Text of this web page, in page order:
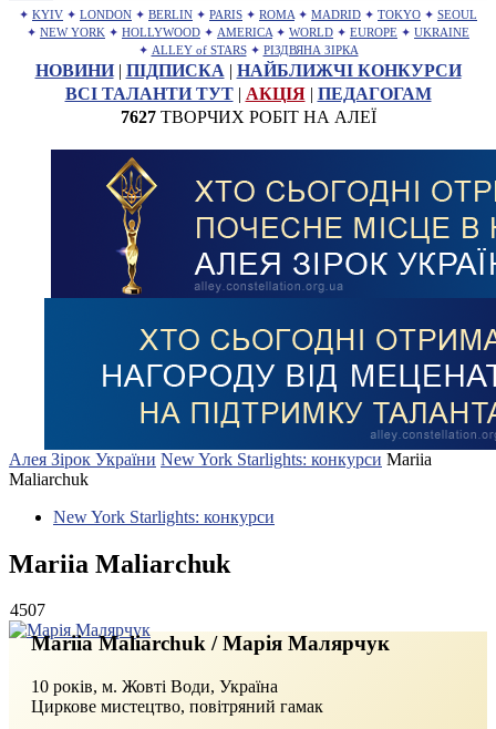
✦ KYIV ✦ LONDON ✦ BERLIN ✦ PARIS ✦ ROMA ✦ MADRID ✦ TOKYO ✦ SEOUL
✦ NEW YORK ✦ HOLLYWOOD ✦ AMERICA ✦ WORLD ✦ EUROPE ✦ UKRAINE
✦ ALLEY of STARS ✦ РІЗДВЯНА ЗІРКА
НОВИНИ| ПІДПИСКА | НАЙБЛИЖЧІ КОНКУРСИ
ВСІ ТАЛАНТИ ТУТ| АКЦІЯ| ПЕДАГОГАМ
7627ТВОРЧИХ РОБІТ НА АЛЕЇ
Алея Зірок України New York Starlights: конкурси Mariia
Maliarchuk
New York Starlights: конкурси
Mariia Maliarchuk
4507
Mariia Maliarchuk / Марія Малярчук
10 років, м. Жовті Води, Україна
Циркове мистецтво, повітряний гамак